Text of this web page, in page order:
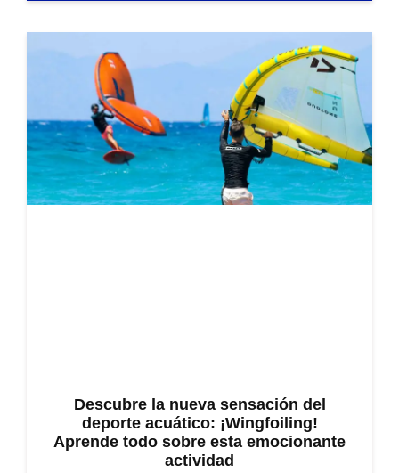
Descubre la nueva sensación del
deporte acuático: ¡Wingfoiling!
Aprende todo sobre esta emocionante
actividad